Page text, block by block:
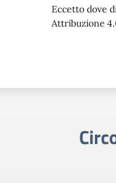
Eccetto dove
Attribuzione